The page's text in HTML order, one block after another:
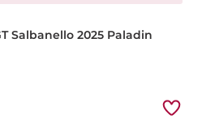
Salbanello 2025 Paladin